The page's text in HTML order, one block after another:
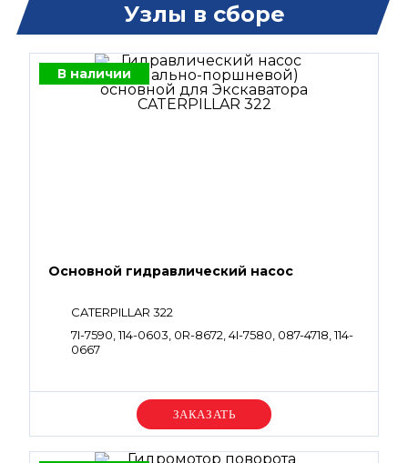
Узлы в сборе
В наличии
Основной гидравлический насос
CATERPILLAR 322
7I-7590, 114-0603, 0R-8672, 4I-7580, 087-4718, 114-
0667
Уточняйте цену